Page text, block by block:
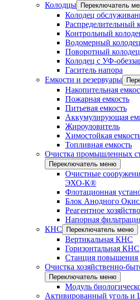
Колодцы
Переключатель
Колодец
Распределительный
Контрольный
Водомерный колодец
Поворотный
Колодец с УФ-
Гаситель напора
Емкости и резервуары
Накопительная
Пожарная емкость
Питьевая емкость
Аккумулирующая
Жироуловитель
Химостойкая
Топливная емкость
Очистка промышленных
Переключатель меню
Очистные
ЭХО-К®
Флотационная
Блок Анодного
Реагентное хозяйство
Напорная
КНС
Переключатель меню
Вертикальная КНС
Горизонтальная КНС
Станция
Очистка хозяйственно-
Переключатель меню
Модуль
Активированный уголь и